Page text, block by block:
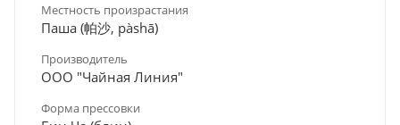
Местность произрастания
Паша (帕沙, pàshā)
Производитель
ООО "Чайная Линия"
Форма прессовки